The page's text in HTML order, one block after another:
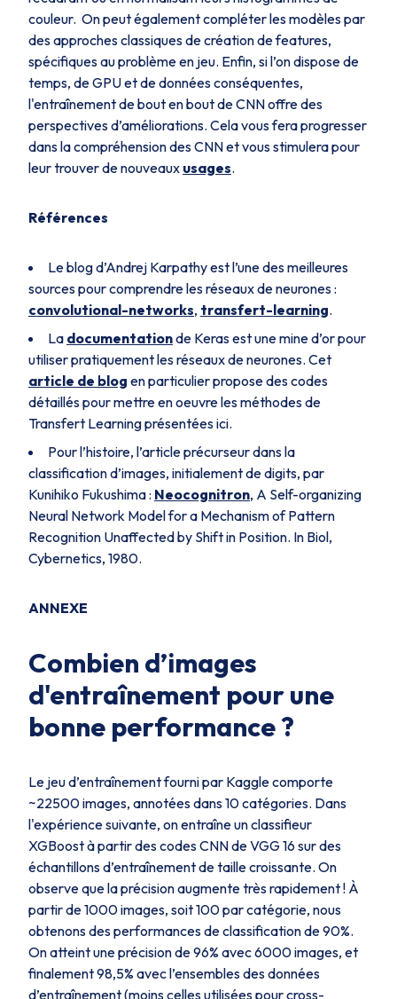
couleur. On peut également compléter les modèles par
des approches classiques de création de features,
spécifiques au problème en jeu. Enfin, si l’on dispose de
temps, de GPU et de données conséquentes,
l'entraînement de bout en bout de CNN offre des
perspectives d’améliorations. Cela vous fera progresser
dans la compréhension des CNN et vous stimulera pour
leur trouver de nouveaux usages.
Références
Le blog d’Andrej Karpathy est l’une des meilleures
sources pour comprendre les réseaux de neurones :
convolutional-networks, transfert-learning.
La documentationde Keras est une mine d’or pour
utiliser pratiquement les réseaux de neurones. Cet
article de blog en particulier propose des codes
détaillés pour mettre en oeuvre les méthodes de
Transfert Learning présentées ici.
Pour l’histoire, l’article précurseur dans la
classification d’images, initialement de digits, par
Kunihiko Fukushima : Neocognitron, A Self-organizing
Neural Network Model for a Mechanism of Pattern
Recognition Unaffected by Shift in Position. In Biol,
Cybernetics, 1980.
ANNEXE
Combien d’images
d'entraînement pour une
bonne performance ?
Le jeu d’entraînement fourni par Kaggle comporte
~22500 images, annotées dans 10 catégories. Dans
l'expérience suivante, on entraîne un classifieur
XGBoost à partir des codes CNN de VGG 16 sur des
échantillons d’entraînement de taille croissante. On
observe que la précision augmente très rapidement ! À
partir de 1000 images, soit 100 par catégorie, nous
obtenons des performances de classification de 90%.
On atteint une précision de 96% avec 6000 images, et
finalement 98,5% avec l’ensembles des données
d’entraînement (moins celles utilisées pour cross-